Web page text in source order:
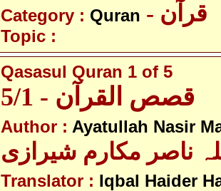
Category : Quran - قرآن
Topic :
Qasasul Quran 1 of 5
قصص القرآن - 5/1
Author : Ayatullah Nasir
ناصر مکارم شیرازی
Translator : Iqbal Haider